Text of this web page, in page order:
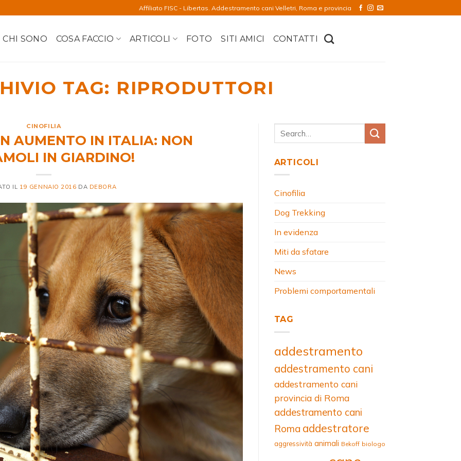
Affiliato FISC - Libertas. Addestramento cani Velletri, Roma e provincia
CHI SONO COSA FACCIO ARTICOLI FOTO SITI AMICI CONTATTI
TAG: RIPRODUTTORI
CINOFILIA
AUMENTO IN ITALIA: NON
IN GIARDINO!
IL 19 GENNAIO 2016 DA DEBORA
ARTICOLI
Cinofilia
Dog Trekking
In evidenza
Miti da sfatare
News
Problemi comportamentali
TAG
addestramento
addestramento cani
addestramento cani
provincia di Roma
addestramento cani
Roma addestratore
aggressività animali Bekoff biologo